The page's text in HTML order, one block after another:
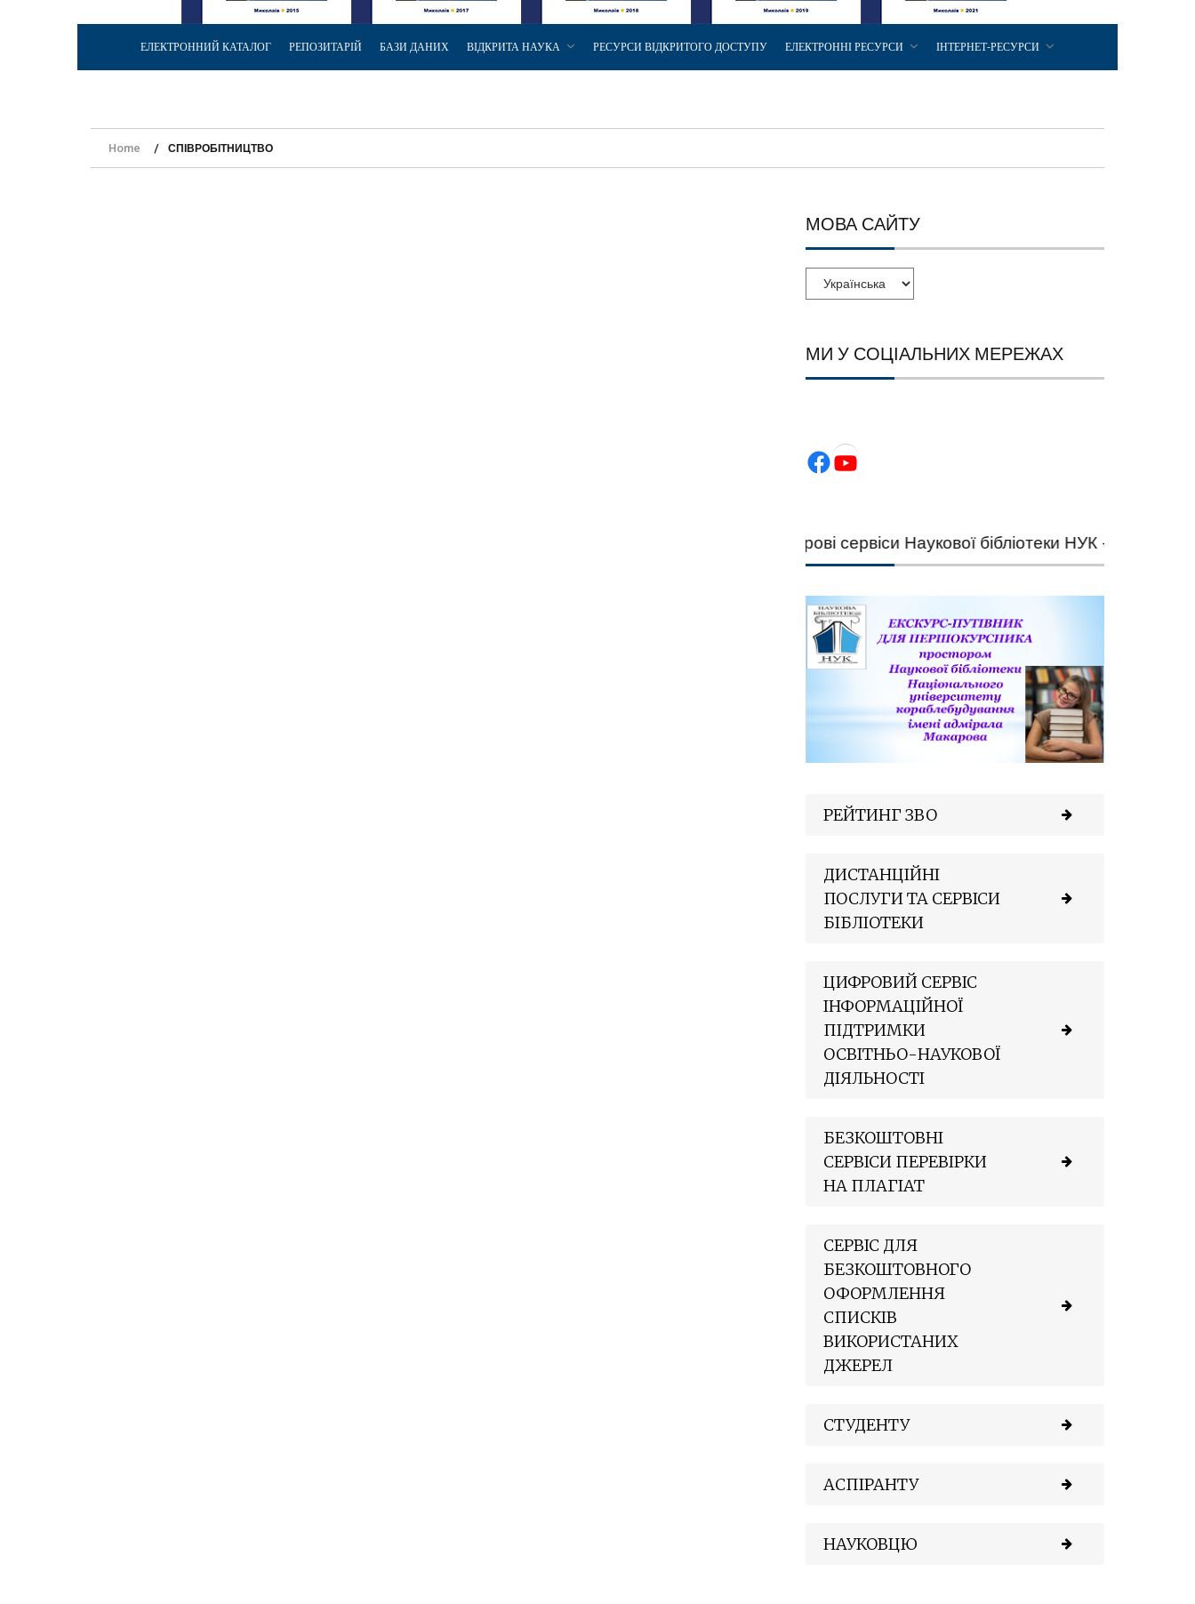
ЕЛЕКТРОННИЙ КАТАЛОГ РЕПОЗИТАРІЙ БАЗИ ДАНИХ ВІДКРИТА НАУКА РЕСУРСИ ВІДКРИТОГО ДОСТУПУ ЕЛЕКТРОННІ РЕСУРСИ ІНТЕРНЕТ-РЕСУРСИ
Home СПІВРОБІТНИЦТВО
МОВА САЙТУ
МИ У СОЦІАЛЬНИХ МЕРЕЖАХ
Facebook YouTube
Цифрові сервіси Наукової бібліотеки НУК — швидкий
РЕЙТИНГ ЗВО
ДИСТАНЦІЙНІ
ПОСЛУГИ ТА СЕРВІСИ
БІБЛІОТЕКИ
ЦИФРОВИЙ СЕРВІС
ІНФОРМАЦІЙНОЇ
ПІДТРИМКИ
ОСВІТНЬО-НАУКОВОЇ
ДІЯЛЬНОСТІ
БЕЗКОШТОВНІ
СЕРВІСИ ПЕРЕВІРКИ
НА ПЛАГІАТ
СЕРВІС ДЛЯ
БЕЗКОШТОВНОГО
ОФОРМЛЕННЯ
СПИСКІВ
ВИКОРИСТАНИХ
ДЖЕРЕЛ
СТУДЕНТУ
АСПІРАНТУ
НАУКОВЦЮ